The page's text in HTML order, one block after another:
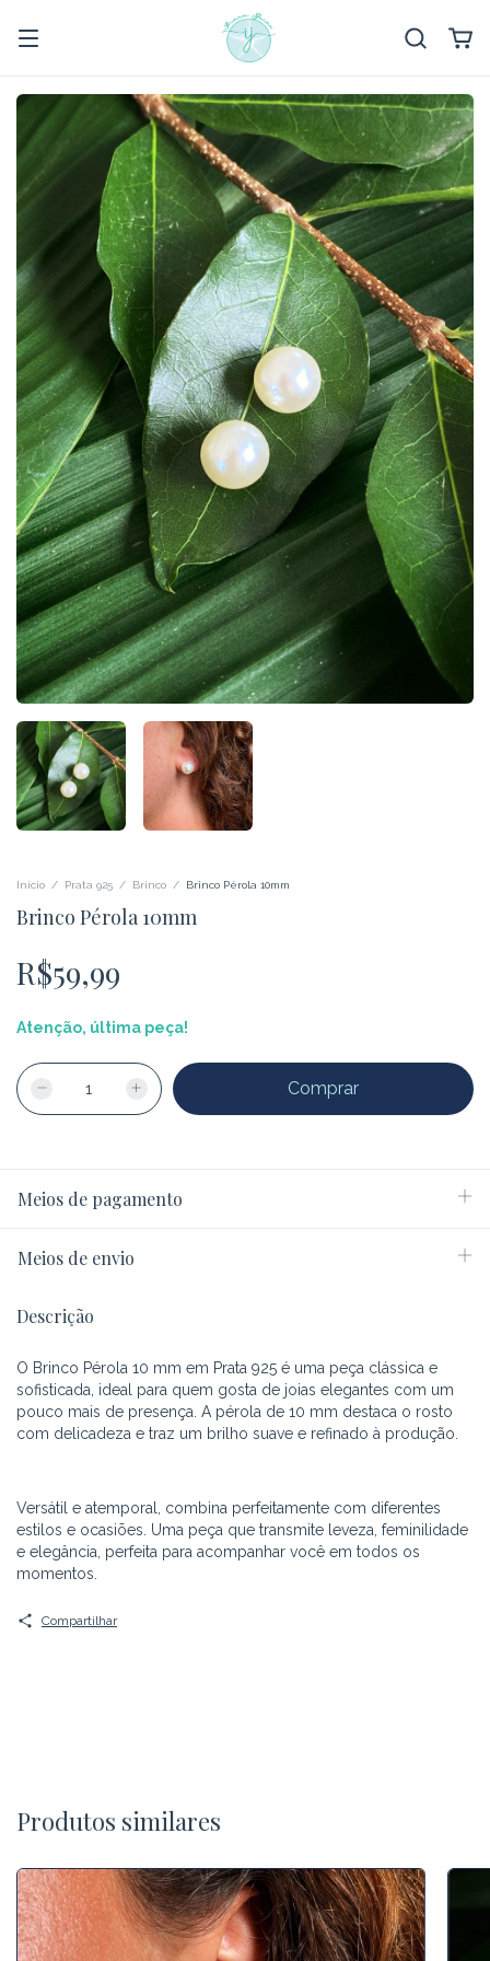
Início / Prata 925 / Brinco / Brinco Pérola 10mm
Brinco Pérola 10mm
R$59,99
Atenção, última peça!
Meios de pagamento
Meios de envio
Descrição
O Brinco Pérola 10 mm em Prata 925 é uma peça clássica e
sofisticada, ideal para quem gosta de joias elegantes com um
pouco mais de presença. A pérola de 10 mm destaca o rosto
com delicadeza e traz um brilho suave e refinado à produção.
Versátil e atemporal, combina perfeitamente com diferentes
estilos e ocasiões. Uma peça que transmite leveza, feminilidade
e elegância, perfeita para acompanhar você em todos os
momentos.
Compartilhar
Produtos similares